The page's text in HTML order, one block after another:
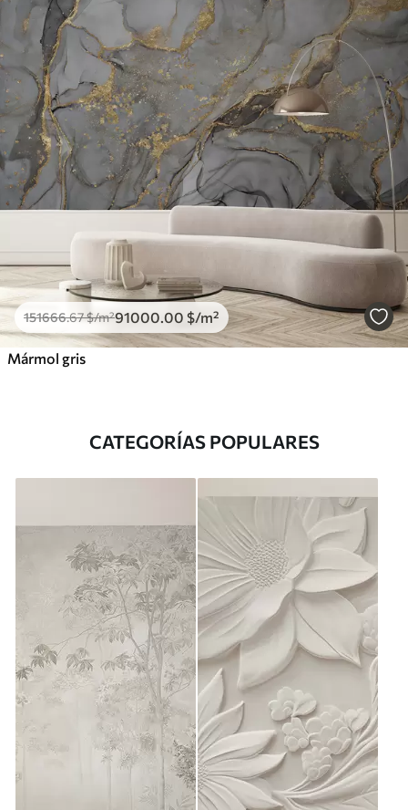
151666.67$/m²91000.00 $/m²
Mármol gris
CATEGORÍAS POPULARES